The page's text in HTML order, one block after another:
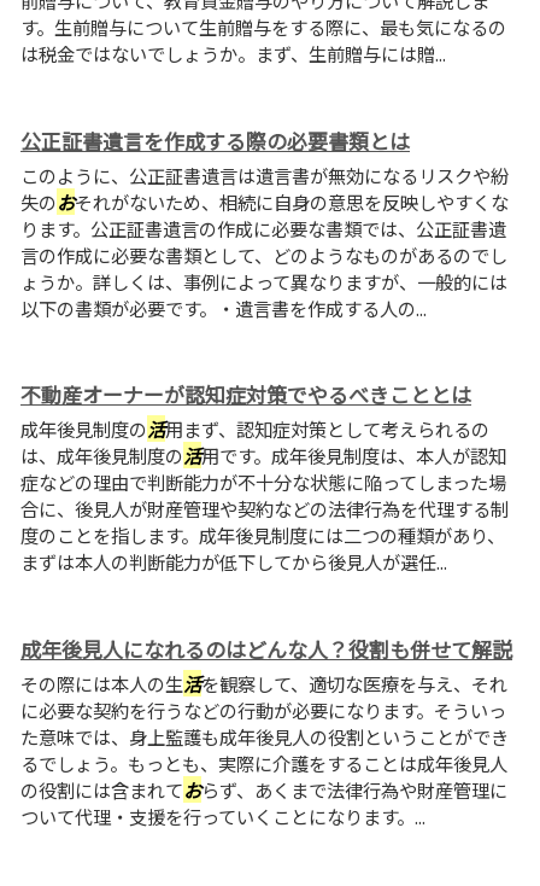
す。生前贈与について生前贈与をする際に、最も気になるの
は税金ではないでしょうか。まず、生前贈与には贈...
公正証書遺言を作成する際の必要書類とは
このように、公正証書遺言は遺言書が無効になるリスクや紛
失のおそれがないため、相続に自身の意思を反映しやすくな
ります。公正証書遺言の作成に必要な書類では、公正証書遺
言の作成に必要な書類として、どのようなものがあるのでし
ょうか。詳しくは、事例によって異なりますが、一般的には
以下の書類が必要です。・遺言書を作成する人の...
不動産オーナーが認知症対策でやるべきこととは
成年後見制度の活用まず、認知症対策として考えられるの
は、成年後見制度の活用です。成年後見制度は、本人が認知
症などの理由で判断能力が不十分な状態に陥ってしまった場
合に、後見人が財産管理や契約などの法律行為を代理する制
度のことを指します。成年後見制度には二つの種類があり、
まずは本人の判断能力が低下してから後見人が選任...
成年後見人になれるのはどんな人？役割も併せて解説
その際には本人の生活を観察して、適切な医療を与え、それ
に必要な契約を行うなどの行動が必要になります。そういっ
た意味では、身上監護も成年後見人の役割ということができ
るでしょう。もっとも、実際に介護をすることは成年後見人
の役割には含まれておらず、あくまで法律行為や財産管理に
ついて代理・支援を行っていくことになります。...